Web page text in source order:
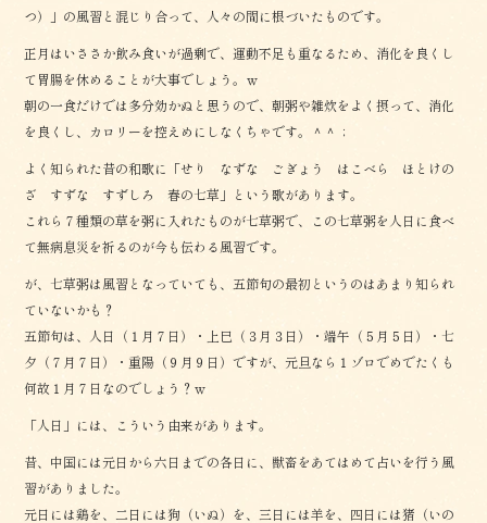
つ）」の風習と混じり合って、人々の間に根づいたものです。
正月はいささか飲み食いが過剰で、運動不足も重なるため、消化を良くし
て胃腸を休めることが大事でしょう。ｗ
朝の一食だけでは多分効かぬと思うので、朝粥や雑炊をよく摂って、消化
を良くし、カロリーを控えめにしなくちゃです。＾＾；
よく知られた昔の和歌に「せり なずな ごぎょう はこべら ほとけの
ざ すずな すずしろ 春の七草」という歌があります。
これら７種類の草を粥に入れたものが七草粥で、この七草粥を人日に食べ
て無病息災を祈るのが今も伝わる風習です。
が、七草粥は風習となっていても、五節句の最初というのはあまり知られ
ていないかも？
五節句は、人日（１月７日）・上巳（３月３日）・端午（５月５日）・七
夕（７月７日）・重陽（９月９日）ですが、元旦なら１ゾロでめでたくも
何故１月７日なのでしょう？ｗ
「人日」には、こういう由来があります。
昔、中国には元日から六日までの各日に、獣畜をあてはめて占いを行う風
習がありました。
元日には鶏を、二日には狗（いぬ）を、三日には羊を、四日には猪（いの